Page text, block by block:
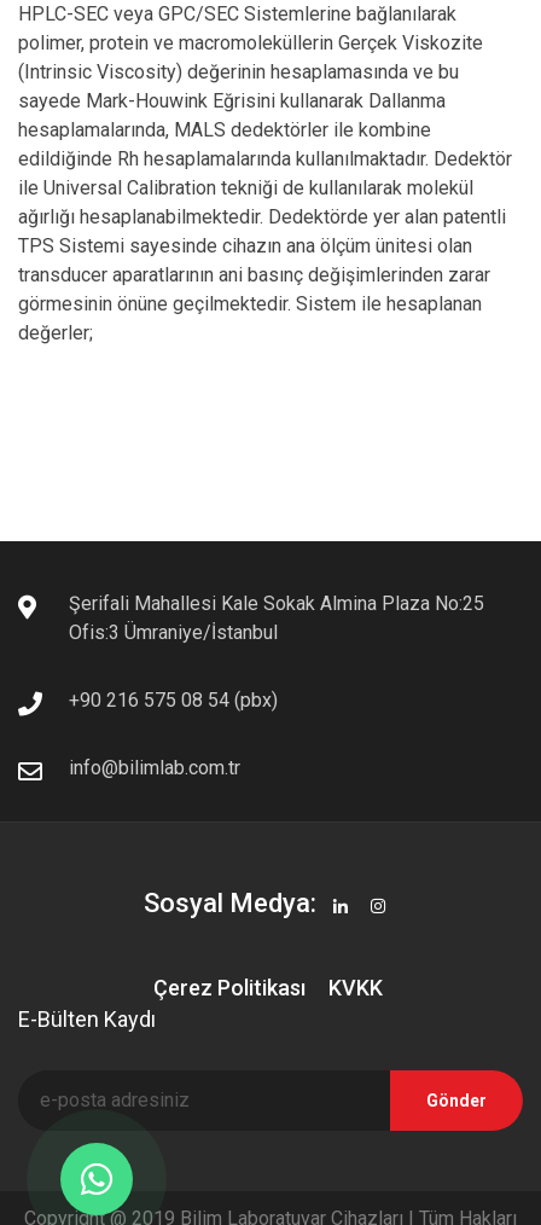
HPLC-SEC veya GPC/SEC Sistemlerine bağlanılarak
polimer, protein ve macromoleküllerin Gerçek Viskozite
(Intrinsic Viscosity) değerinin hesaplamasında ve bu
sayede Mark-Houwink Eğrisini kullanarak Dallanma
hesaplamalarında, MALS dedektörler ile kombine
edildiğinde Rh hesaplamalarında kullanılmaktadır. Dedektör
ile Universal Calibration tekniği de kullanılarak molekül
ağırlığı hesaplanabilmektedir. Dedektörde yer alan patentli
TPS Sistemi sayesinde cihazın ana ölçüm ünitesi olan
transducer aparatlarının ani basınç değişimlerinden zarar
görmesinin önüne geçilmektedir. Sistem ile hesaplanan
değerler;
Şerifali Mahallesi Kale Sokak Almina Plaza No:25
Ofis:3 Ümraniye/İstanbul
+90 216 575 08 54 (pbx)
info@bilimlab.com.tr
Sosyal Medya:
Çerez Politikası
KVKK
E-Bülten Kaydı
Gönder
Copyright @ 2019 Bilim Laboratuvar Cihazları | Tüm Hakları